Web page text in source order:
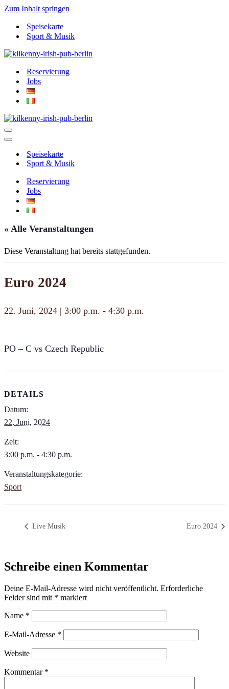
Zum Inhalt springen
Speisekarte
Sport & Musik
Reservierung
Jobs
Navigationsmenü
Navigationsmenü
Speisekarte
Sport & Musik
Reservierung
Jobs
« Alle Veranstaltungen
Diese Veranstaltung hat bereits stattgefunden.
Euro 2024
22. Juni, 2024 | 3:00 p.m. - 4:30 p.m.
PO – C vs Czech Republic
DETAILS
Datum:
22. Juni, 2024
Zeit:
3:00 p.m. - 4:30 p.m.
Veranstaltungskategorie:
Sport
Live Musik Euro 2024
Schreibe einen Kommentar
Deine E-Mail-Adresse wird nicht veröffentlicht. Erforderliche
Felder sind mit * markiert
Name *
E-Mail-Adresse *
Website
Kommentar *